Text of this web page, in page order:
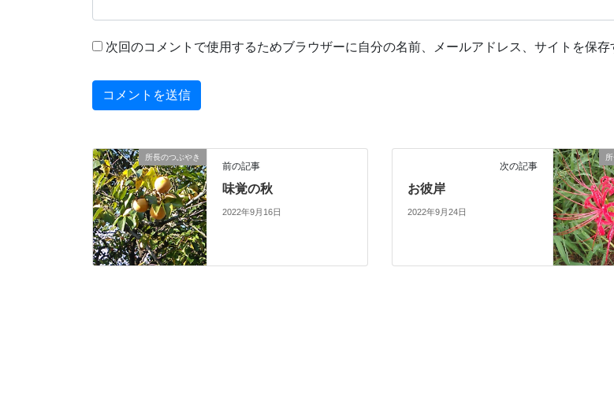
次回のコメントで使用するためブラウザーに自分の名前、メールアドレス、サイトを保存
所長のつぶやき
前の記事
味覚の秋
2022年9月16日
次の記事
お彼岸
2022年9月24日